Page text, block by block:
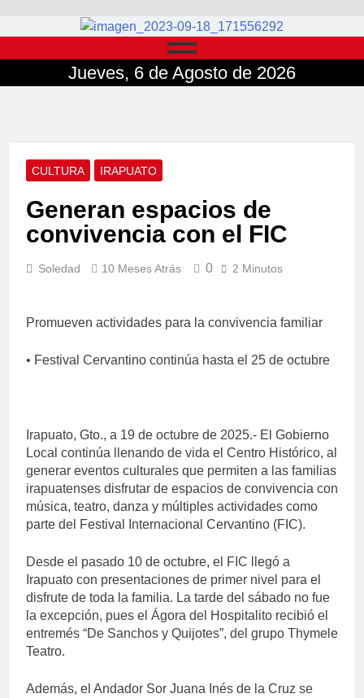
Jueves, 6 de Agosto de 2026
CULTURA IRAPUATO
Generan espacios de
convivencia con el FIC
Soledad 10 Meses Atrás 0 2 Minutos
Promueven actividades para la convivencia familiar
• Festival Cervantino continúa hasta el 25 de octubre
Irapuato, Gto., a 19 de octubre de 2025.- El Gobierno
Local continúa llenando de vida el Centro Histórico, al
generar eventos culturales que permiten a las familias
irapuatenses disfrutar de espacios de convivencia con
música, teatro, danza y múltiples actividades como
parte del Festival Internacional Cervantino (FIC).
Desde el pasado 10 de octubre, el FIC llegó a
Irapuato con presentaciones de primer nivel para el
disfrute de toda la familia. La tarde del sábado no fue
la excepción, pues el Ágora del Hospitalito recibió el
entremés “De Sanchos y Quijotes”, del grupo Thymele
Teatro.
Además, el Andador Sor Juana Inés de la Cruz se